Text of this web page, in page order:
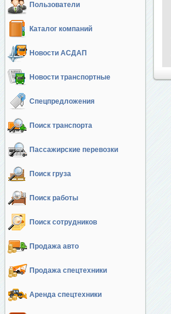
Пользователи
Каталог компаний
Новости АСДАП
Новости транспортные
Спецпредложения
Поиск транспорта
Пассажирские перевозки
Поиск груза
Поиск работы
Поиск сотрудников
Продажа авто
Продажа спецтехники
Аренда спецтехники